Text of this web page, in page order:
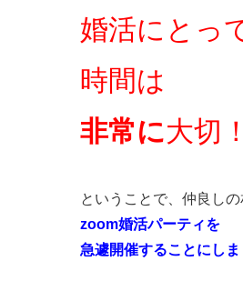
婚活にとっ
時間は
非常に大切
ということで、仲良し
zoom婚活パーティを
急遽開催することにし